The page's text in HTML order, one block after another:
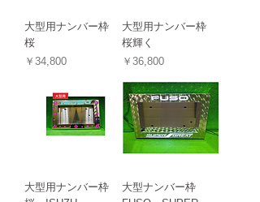
大型用ナンバー枠
桜
価格
￥34,800
大型用ナンバー枠
桜輝く
価格
￥36,800
大型用ナンバー枠
大型ナンバー枠